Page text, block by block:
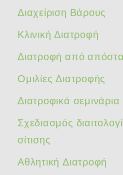
Διαχείριση Βάρους
Κλινική Διατροφή
Διατροφή από
Ομιλίες Διατροφής
Διατροφικά σεμινάρια
Σχεδιασμός
σίτισης
Αθλητική Διατροφή